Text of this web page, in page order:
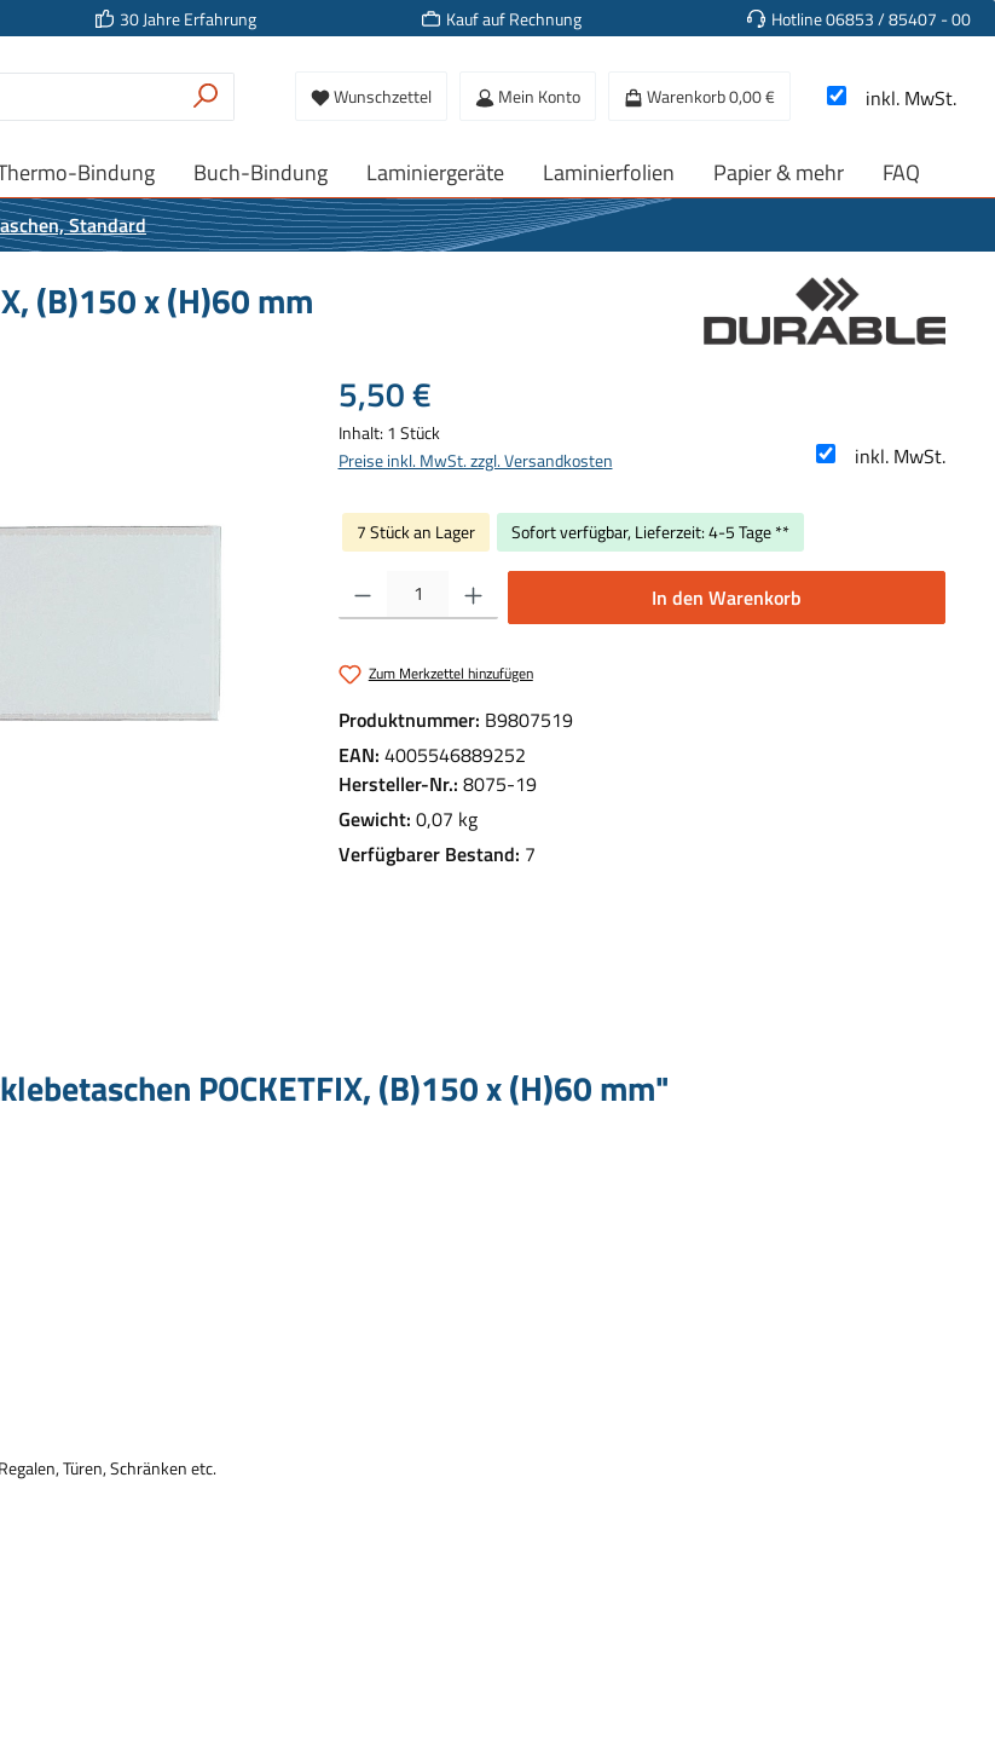
30 Jahre Erfahrung Kauf auf Rechnung Hotline 06853 / 85407 - 00
Wunschzettel Mein Konto Warenkorb0,00 € inkl. MwSt.
Bindung Buch-Bindung Laminiergeräte Laminierfolien Papier & mehr FAQ
Standard
(B)150 x (H)60 mm
Regulärer Preis:
5,50 €
Inhalt: 1 Stück
inkl. MwSt.
Preise inkl. MwSt. zzgl. Versandkosten
7 Stück an Lager Sofort verfügbar, Lieferzeit: 4-5 Tage **
Produkt Anzahl: Gib den gewünschten Wert ein oder benutze die Schaltflächen um die
In den Warenkorb
Zum Merkzettel hinzufügen
Produktnummer: B9807519
EAN: 4005546889252
Hersteller-Nr.: 8075-19
Gewicht: 0,07 kg
Verfügbarer Bestand: 7
POCKETFIX, (B)150 x (H)60 mm"
Türen, Schränken etc.